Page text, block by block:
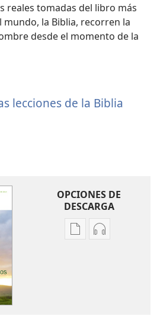
reales tomadas del libro más
mundo, la Biblia, recorren la
desde el momento de la
lecciones de la Biblia
OPCIONES DE
DESCARGA
OpcionesOpciones